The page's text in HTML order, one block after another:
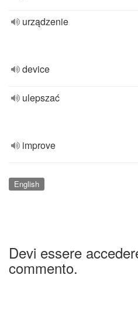
urządzenie
device
ulepszać
improve
English
Devi essere
commento.